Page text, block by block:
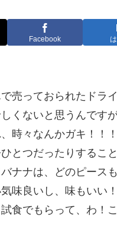
Facebook
売っておられたドライ
くないと思うんです
時々なんかガキ！！
とつだったりするこ
ナナは、どのピース
味良いし、味もいい！
食でもらって、わ！